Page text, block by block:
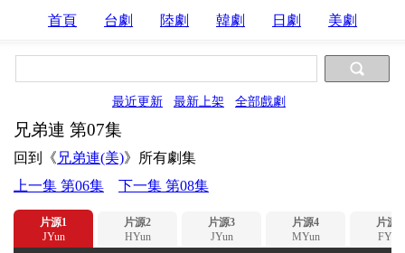
首頁 台劇 陸劇 韓劇 日劇 美劇
最近更新 最新上架 全部戲劇
兄弟連 第07集
回到《 兄弟連(美)》所有劇集
上一集 第06集
下一集 第08集
片源1
JYun
片源2
HYun
片源3
JYun
片源4
MYun
片源5
FYun